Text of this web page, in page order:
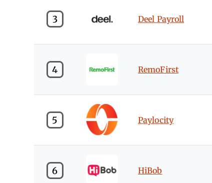
3 Deel Payroll
4 RemoFirst
5 Paylocity
6 HiBob